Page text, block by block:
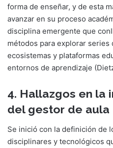
forma de enseñar, y de esta
avanzar en su proceso
disciplina emergente que
métodos para explorar
ecosistemas y plataformas
entornos de aprendizaje
4. Hallazgos en la
del gestor de aula
Se inició con la definición de
disciplinares y tecnológicos